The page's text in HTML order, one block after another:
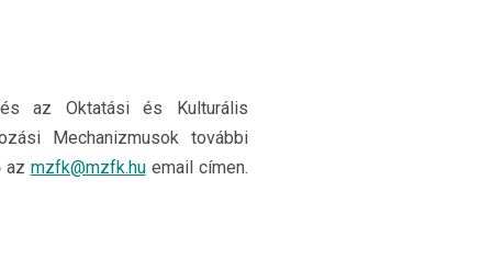
és az Oktatási és Kulturális
Mechanizmusok további
az mzfk@mzfk.huemail címen.